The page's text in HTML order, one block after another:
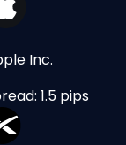
Inc.
1.5 pips